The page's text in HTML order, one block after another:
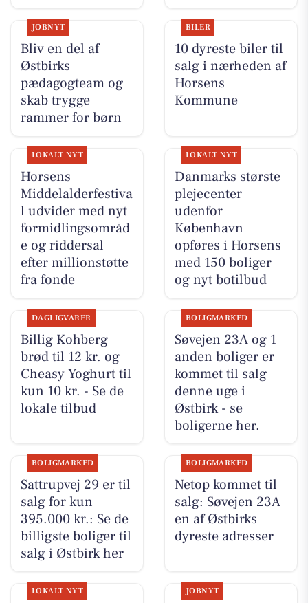
JOBNYT
Bliv en del af
Østbirks
pædagogteam og
skab trygge
rammer for børn
BILER
10 dyreste biler til
salg i nærheden af
Horsens
Kommune
LOKALT NYT
Horsens
Middelalderfestiva
l udvider med nyt
formidlingsområd
e og riddersal
efter millionstøtte
fra fonde
LOKALT NYT
Danmarks største
plejecenter
udenfor
København
opføres i Horsens
med 150 boliger
og nyt botilbud
DAGLIGVARER
Billig Kohberg
brød til 12 kr. og
Cheasy Yoghurt til
kun 10 kr. - Se de
lokale tilbud
BOLIGMARKED
Søvejen 23A og 1
anden boliger er
kommet til salg
denne uge i
Østbirk - se
boligerne her.
BOLIGMARKED
Sattrupvej 29 er til
salg for kun
395.000 kr.: Se de
billigste boliger til
salg i Østbirk her
BOLIGMARKED
Netop kommet til
salg: Søvejen 23A
en af Østbirks
dyreste adresser
LOKALT NYT JOBNYT